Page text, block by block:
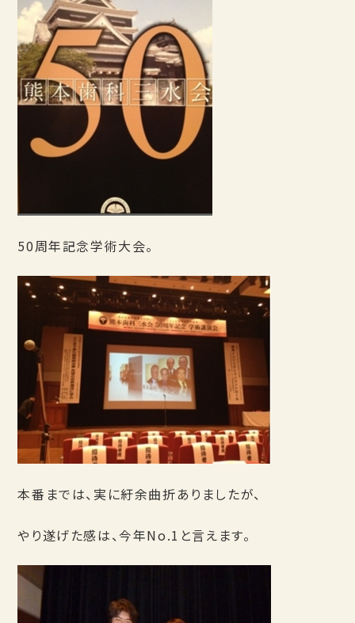
50周年記念学術大会。
本番までは、実に紆余曲折ありましたが、
やり遂げた感は、今年No.1と言えます。